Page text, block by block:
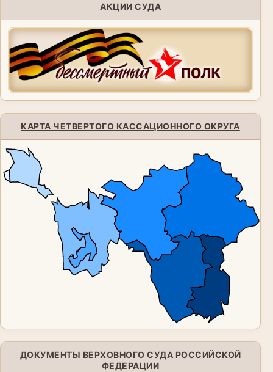
АКЦИИ СУДА
КАРТА ЧЕТВЕРТОГО КАССАЦИОННОГО ОКРУГА
ДОКУМЕНТЫ ВЕРХОВНОГО СУДА РОССИЙСКОЙ
ФЕДЕРАЦИИ